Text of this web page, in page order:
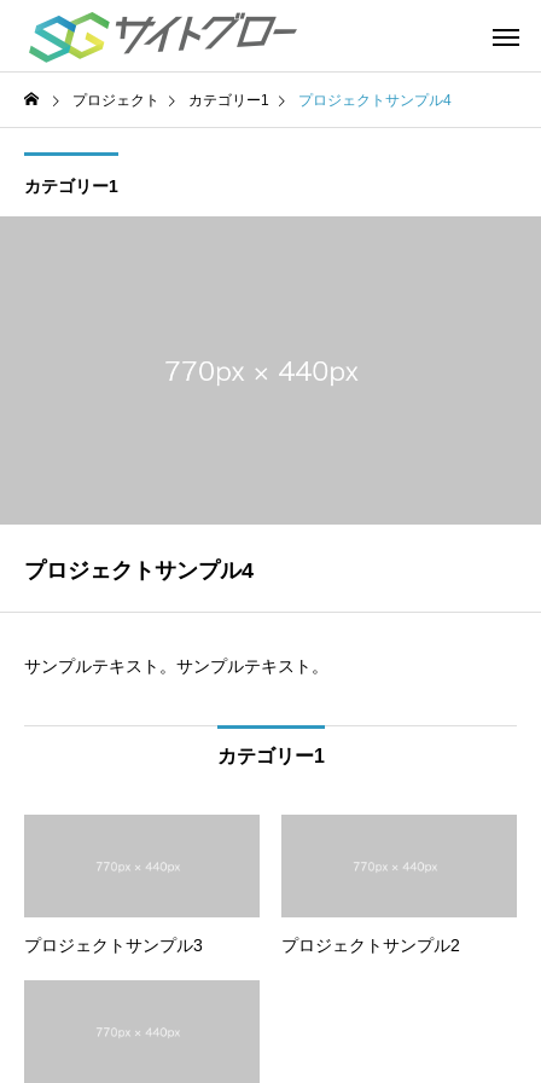
プロジェクト カテゴリー1 プロジェクトサンプル4
カテゴリー1
プロジェクトサンプル4
サンプルテキスト。サンプルテキスト。
カテゴリー1
プロジェクトサンプル3 プロジェクトサンプル2